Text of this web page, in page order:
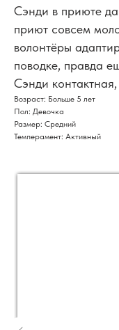
Сэнди в приюте
приют совсем
волонтёры
поводке, правда
Сэнди
Возраст: Больше 5 лет
Пол: Девочка
Размер: Средний
Темперамент: Активный